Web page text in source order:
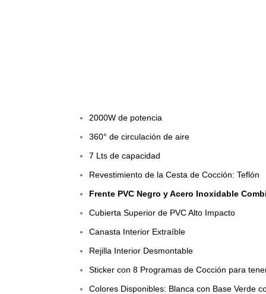
2000W de potencia
360° de circulación de aire
7 Lts de capacidad
Revestimiento de la Cesta de Cocción: Teflón
Frente PVC Negro y Acero Inoxidable
Cubierta Superior de PVC Alto Impacto
Canasta Interior Extraíble
Rejilla Interior Desmontable
Sticker con 8 Programas de Cocción para
Colores Disponibles: Blanca con Base Verde